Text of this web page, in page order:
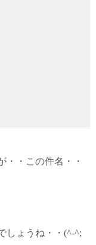
・・この件名・・
しょうね・・(^-^;